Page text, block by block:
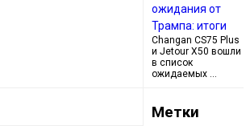
ожидания от
Трампа: итоги
Changan CS75 Plus
и Jetour X50 вошли
в список
ожидаемых …
Метки